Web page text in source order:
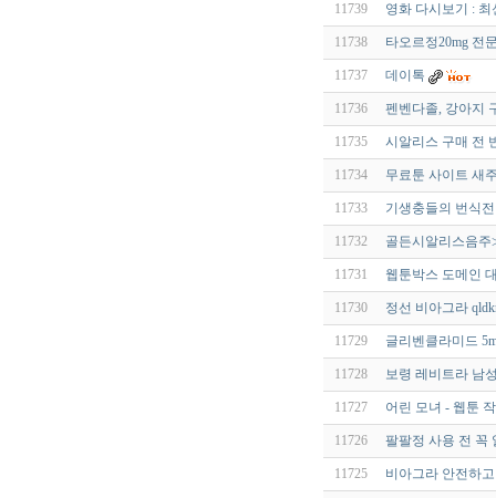
11739 영화 다시보기 :
11738 타오르정20mg 전
11737 데이톡
11736 펜벤다졸, 강아지
11735 시알리스 구매 전
11734 무료툰 사이트 새
11733 기생충들의 번식
11732 골든시알리스음
11731 웹툰박스 도메인
11730 정선 비아그라
11729 글리벤클라미드
11728 보령 레비트라 남
11727 어린 모녀 - 웹툰
11726 팔팔정 사용 전 꼭
11725 비아그라 안전하